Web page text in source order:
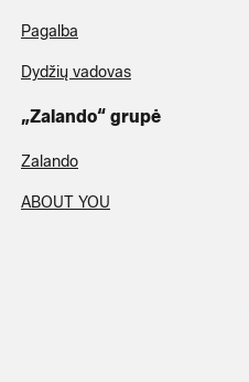
Pagalba
Dydžių vadovas
„Zalando“ grupė
Zalando
ABOUT YOU